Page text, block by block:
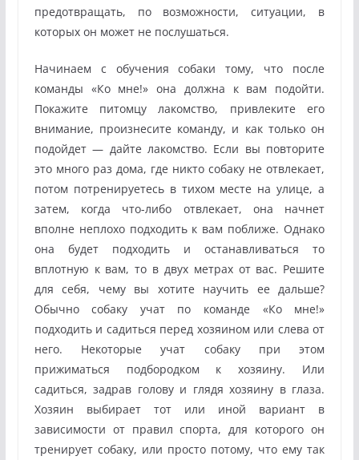
предотвращать, по возможности, ситуации, в
которых он может не послушаться.
Начинаем с обучения собаки тому, что после
команды «Ко мне!» она должна к вам подойти.
Покажите питомцу лакомство, привлеките его
внимание, произнесите команду, и как только он
подойдет — дайте лакомство. Если вы повторите
это много раз дома, где никто собаку не отвлекает,
потом потренируетесь в тихом месте на улице, а
затем, когда что-либо отвлекает, она начнет
вполне неплохо подходить к вам поближе. Однако
она будет подходить и останавливаться то
вплотную к вам, то в двух метрах от вас. Решите
для себя, чему вы хотите научить ее дальше?
Обычно собаку учат по команде «Ко мне!»
подходить и садиться перед хозяином или слева от
него. Некоторые учат собаку при этом
прижиматься подбородком к хозяину. Или
садиться, задрав голову и глядя хозяину в глаза.
Хозяин выбирает тот или иной вариант в
зависимости от правил спорта, для которого он
тренирует собаку, или просто потому, что ему так